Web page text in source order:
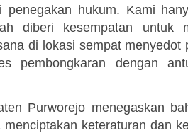
penegakan hukum. Kami
diberi kesempatan untuk
di lokasi sempat
pembongkaran dengan
Purworejo menegaskan
keteraturan dan